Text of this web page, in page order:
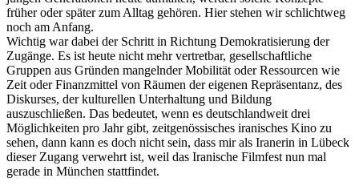
früher oder später zum Alltag gehören. Hier stehen wir schlichtweg
noch am Anfang.
Wichtig war dabei der Schritt in Richtung Demokratisierung der
Zugänge. Es ist heute nicht mehr vertretbar, gesellschaftliche
Gruppen aus Gründen mangelnder Mobilität oder Ressourcen wie
Zeit oder Finanzmittel von Räumen der eigenen Repräsentanz, des
Diskurses, der kulturellen Unterhaltung und Bildung
auszuschließen. Das bedeutet, wenn es deutschlandweit drei
Möglichkeiten pro Jahr gibt, zeitgenössisches iranisches Kino zu
sehen, dann kann es doch nicht sein, dass mir als Iranerin in Lübeck
dieser Zugang verwehrt ist, weil das Iranische Filmfest nun mal
gerade in München stattfindet.